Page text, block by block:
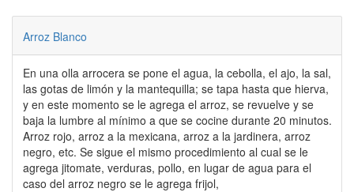
Arroz Blanco
En una olla arrocera se pone el agua, la cebolla, el ajo, la sal,
las gotas de limón y la mantequilla; se tapa hasta que hierva,
y en este momento se le agrega el arroz, se revuelve y se
baja la lumbre al mínimo a que se cocine durante 20 minutos.
Arroz rojo, arroz a la mexicana, arroz a la jardinera, arroz
negro, etc. Se sigue el mismo procedimiento al cual se le
agrega jitomate, verduras, pollo, en lugar de agua para el
caso del arroz negro se le agrega frijol,